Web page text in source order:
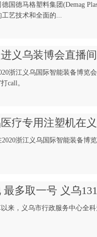
国德马格塑料集团(Demag
艺技术和全面的...
义乌装博会直播
浙江义乌国际智能装备博览
call。
疗专用注塑机在
2020浙江义乌国际智能装备博
多取一号 义乌
来，义乌市行政服务中心全